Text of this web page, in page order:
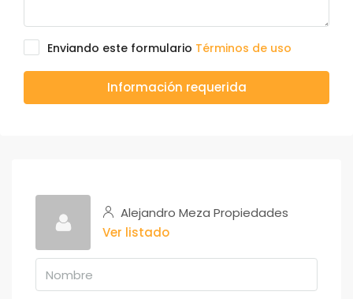
Enviando este formulario Términos de uso
Información requerida
Alejandro Meza Propiedades
Ver listado